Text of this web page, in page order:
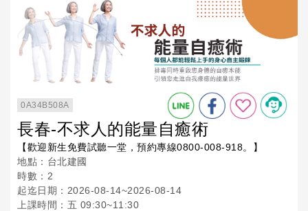
0A34B508A
長春-不求人的能量自癒術
【歡迎新生免費試聽一堂，預約專線0800-008-918。】
地點：台北建國
時數：2
起迄日期：2026-08-14~2026-08-14
上課時間：五 09:30~11:30